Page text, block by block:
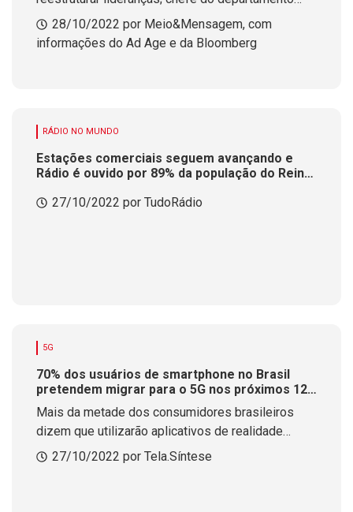
jurídico, de política e confiança, e o diretor
financeiro da plataforma também foram
28/10/2022 por Meio&Mensagem, com
informações do Ad Age e da Bloomberg
RÁDIO NO MUNDO
Estações comerciais seguem avançando e
Rádio é ouvido por 89% da população do Reino
27/10/2022 por TudoRádio
5G
70% dos usuários de smartphone no Brasil
pretendem migrar para o 5G nos próximos 12
meses
Mais da metade dos consumidores brasileiros
dizem que utilizarão aplicativos de realidade
aumentada, como os relacionados ao metaverso,
27/10/2022 por Tela.Síntese